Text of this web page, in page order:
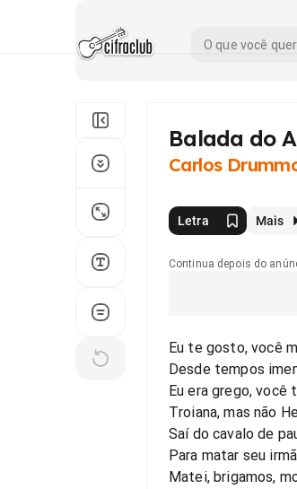
Balada do
Carlos
Letra Mais
Continua depois do
Eu te gosto, você
Desde tempos
Eu era grego, você
Troiana, mas não
Saí do cavalo de
Para matar seu
Matei, brigamos,